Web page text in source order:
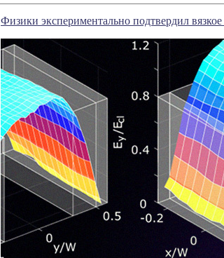
Физики экспериментально подтвердил